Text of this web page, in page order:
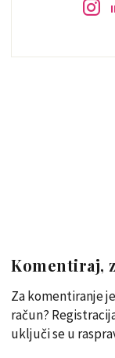
Komentiraj,
Za komentiranje
račun?
uključi se u